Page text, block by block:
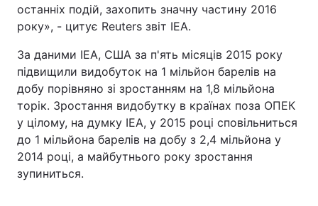
останніх подій, захопить значну частину 2016
року», - цитує Reuters звіт IEA.
За даними IEA, США за п'ять місяців 2015 року
підвищили видобуток на 1 мільйон барелів на
добу порівняно зі зростанням на 1,8 мільйона
торік. Зростання видобутку в країнах поза ОПЕК
у цілому, на думку IEA, у 2015 році сповільниться
до 1 мільйона барелів на добу з 2,4 мільйона у
2014 році, а майбутнього року зростання
зупиниться.